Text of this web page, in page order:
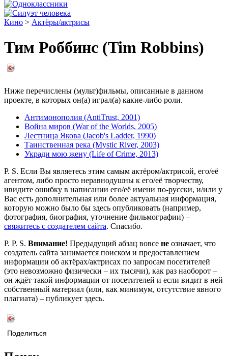
Кино > Актёры/актрисы
Тим Роббинс (Tim Robbins)
Ниже перечислены (мульт)фильмы, описанные в данном
проекте, в которых он(а) играл(а) какие-либо роли.
Антимонополия (AntiTrust, 2001)
Война миров (War of the Worlds, 2005)
Лестница Якова (Jacob's Ladder, 1990)
Таинственная река (Mystic River, 2003)
Укради мою жену (Life of Crime, 2013)
P. S. Если Вы являетесь этим самым актёром/актрисой, его/её
агентом, либо просто неравнодушны к его/её творчеству,
ивидите ошибку в написании его/её имени по-русски, и/или у
Вас есть дополнительная или более актуальная информация,
которую можно было бы здесь опубликовать (например,
фотография, биография, уточнение фильмографии) –
свяжитесь с создателем сайта. Спасибо.
P. P. S. Внимание! Предыдущий абзац вовсе не означает, что
создатель сайта занимается поиском и предоставлением
информации об актёрах/актрисах по запросам посетителей
(это невозможно физически – их тысячи), как раз наоборот –
он ждёт такой информации от посетителей и если видит в ней
собственный материал (или, как минимум, отсутствие явного
плагиата) – публикует здесь.
Поделиться